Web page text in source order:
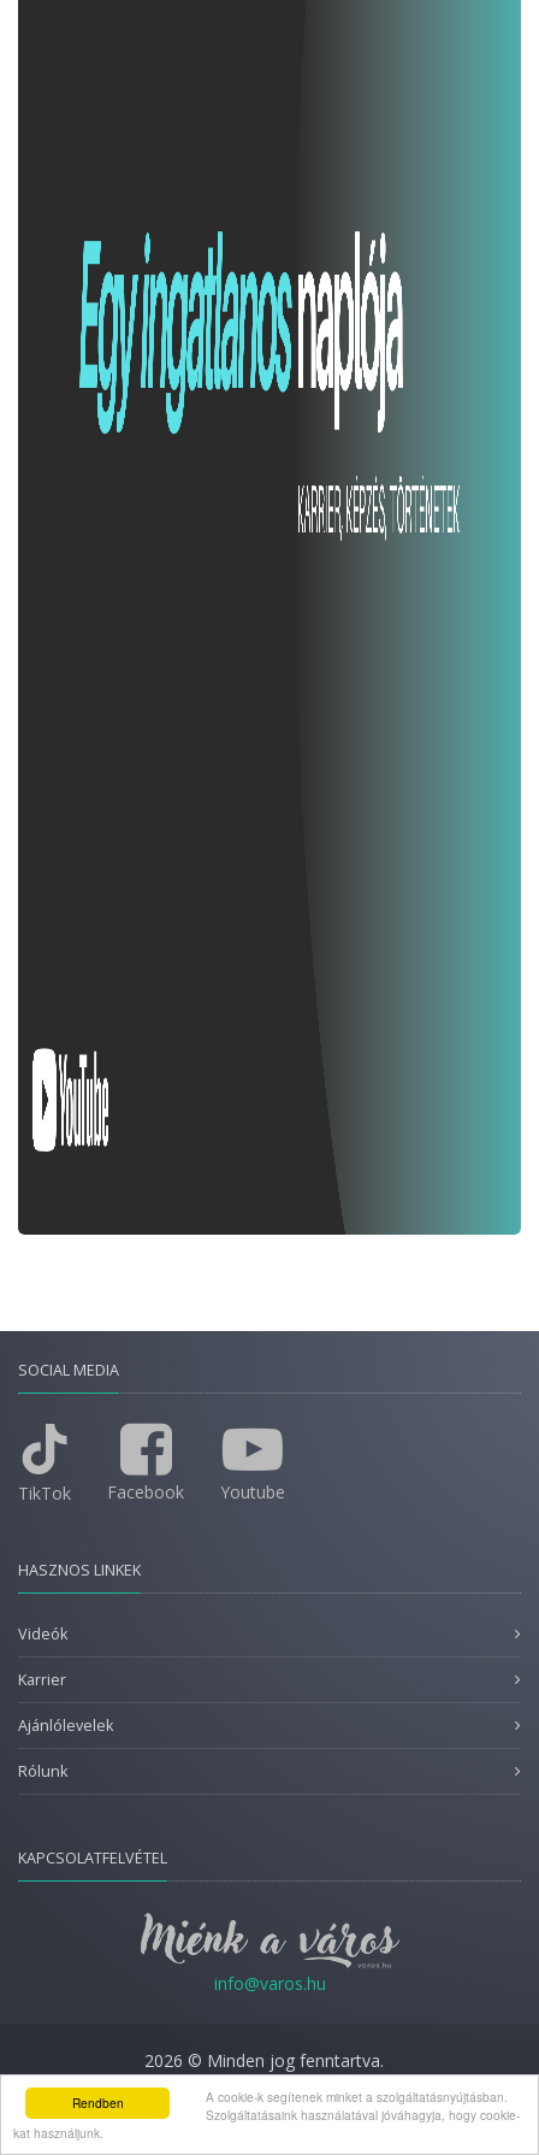
Rendben
A cookie-k segítenek minket a szolgáltatásnyújtásban.
Szolgáltatásaink használatával jóváhagyja, hogy cookie-
kat használjunk.
SOCIAL MEDIA
TikTok Facebook Youtube
HASZNOS LINKEK
Videók
Karrier
Ajánlólevelek
Rólunk
KAPCSOLATFELVÉTEL
info@varos.hu
2026 © Minden jog fenntartva.
Adatkezelési nyilatkozat